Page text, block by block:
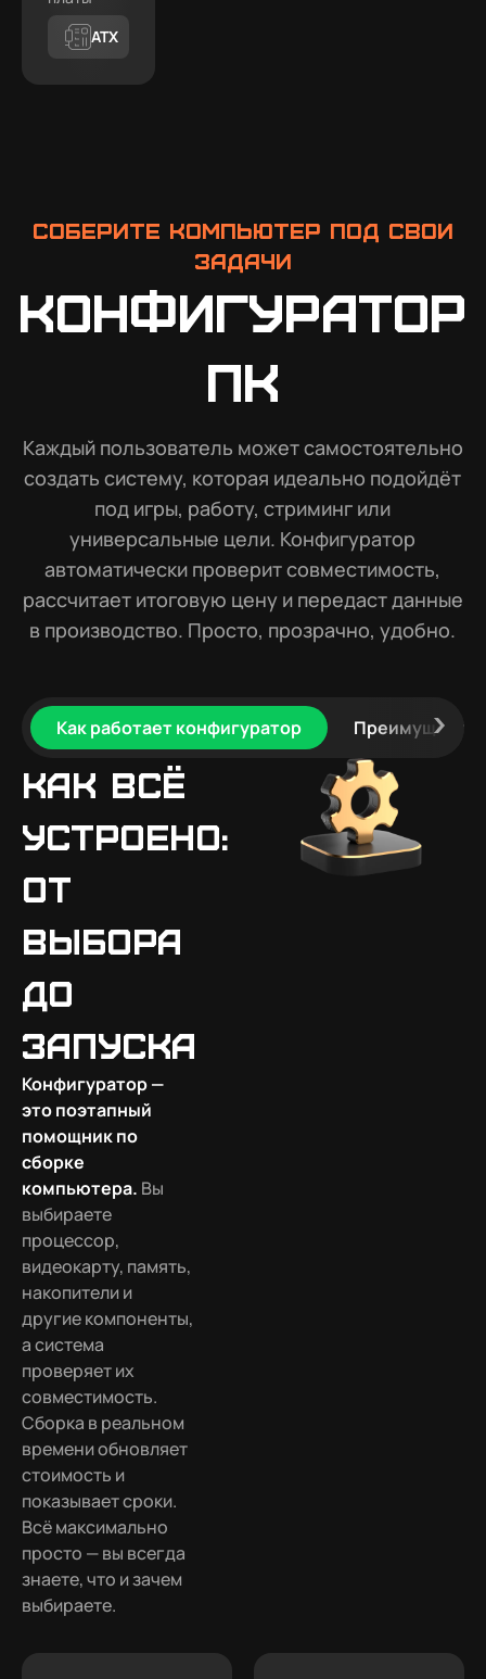
ATX
Соберите компьютер под свои
задачи
Конфигуратор
ПК
Каждый пользователь может самостоятельно
создать систему, которая идеально подойдёт
под игры, работу, стриминг или
универсальные цели. Конфигуратор
автоматически проверит совместимость,
рассчитает итоговую цену и передаст данные
в производство. Просто, прозрачно, удобно.
Как работает конфигуратор Преимущества
Как всё
устроено:
от
выбора
до
запуска
Конфигуратор —
это поэтапный
помощник по
сборке
компьютера. Вы
выбираете
процессор,
видеокарту, память,
накопители и
другие компоненты,
а система
проверяет их
совместимость.
Сборка в реальном
времени обновляет
стоимость и
показывает сроки.
Всё максимально
просто — вы всегда
знаете, что и зачем
выбираете.